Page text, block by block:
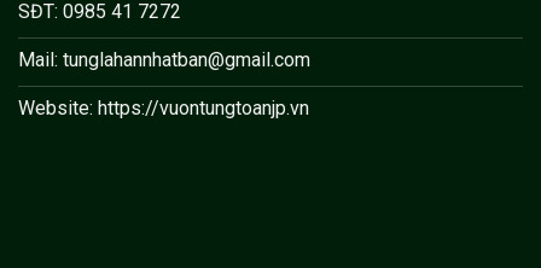
SĐT: 0985 41 7272
Mail: tunglahannhatban@gmail.com
Website: https://vuontungtoanjp.vn